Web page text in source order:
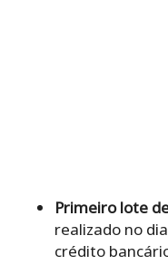
Primeiro lote
realizado no
crédito